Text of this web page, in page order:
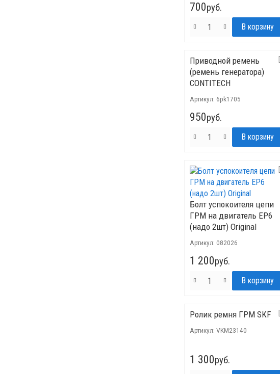
700руб.
Приводной ремень
(ремень генератора)
CONTITECH
Артикул: 6pk1705
950руб.
Болт успокоителя цепи
ГРМ на двигатель ЕР6
(надо 2шт) Original
Артикул: 082026
1 200руб.
Ролик ремня ГРМ SKF
Артикул: VKM23140
1 300руб.